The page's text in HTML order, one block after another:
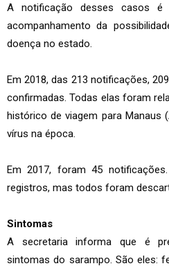
A notificação desses casos é
acompanhamento da
doença no estado.
Em 2018, das 213 notificações,
confirmadas. Todas elas foram
histórico de viagem para Manaus
vírus na época.
Em 2017, foram 45
registros, mas todos foram
Sintomas
A secretaria informa que é
sintomas do sarampo. São eles: